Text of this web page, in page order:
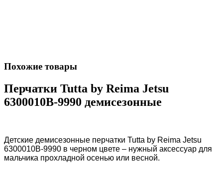
Похожие товары
Перчатки Tutta by Reima Jetsu
6300010B-9990 демисезонные
Детские демисезонные перчатки Tutta by Reima Jetsu
6300010B-9990 в черном цвете – нужный аксессуар для
мальчика прохладной осенью или весной.